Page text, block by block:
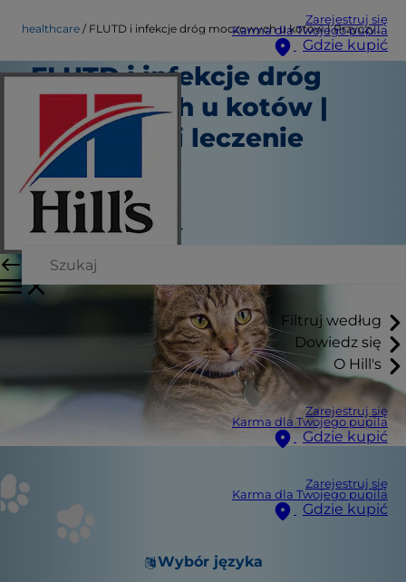
Zarejestruj się
Karma dla Twojego pupila
Gdzie kupić
Filtruj według
Dowiedz się
O Hill's
Zarejestruj się
Karma dla Twojego pupila
Gdzie kupić
Zarejestruj się
Karma dla Twojego pupila
Gdzie kupić
Wybór języka
healthcare FLUTD i infekcje dróg moczowych u kotów | Przyczyny i leczenie
FLUTD i infekcje dróg
moczowych u kotów |
Przyczyny i leczenie
Opieka zdrowotna
Autor sztabowy
Październik 10, 2024